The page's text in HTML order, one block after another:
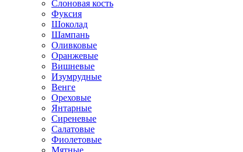
Слоновая кость
Фуксия
Шоколад
Шампань
Оливковые
Оранжевые
Вишневые
Изумрудные
Венге
Ореховые
Янтарные
Сиреневые
Салатовые
Фиолетовые
Мятные